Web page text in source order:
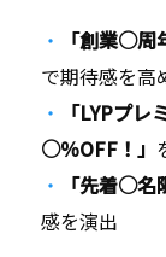
「創業○周
で期待感を高
「LYPプ
○％OFF！」
「先着○名
感を演出